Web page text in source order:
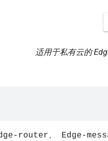
适用于私有云的
router、 Edge-